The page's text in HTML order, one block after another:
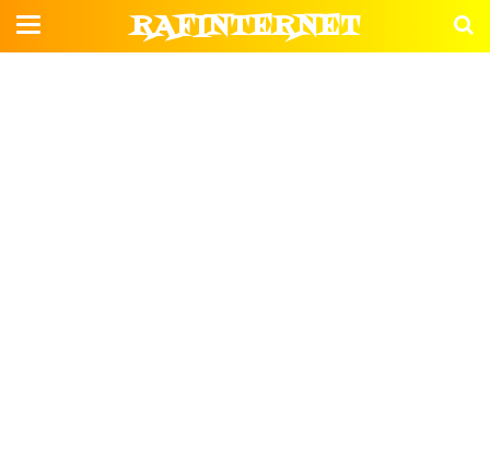
RAFINTERNET